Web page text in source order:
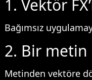
1. Vektör
Bağımsız
2. Bir
Metinden vektöre